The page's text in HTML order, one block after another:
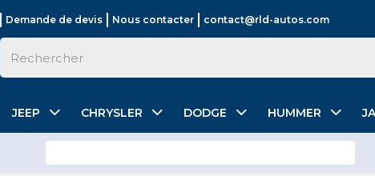
Demande de devis Nous contacter contact@rld-autos.com
JEEP CHRYSLER DODGE HUMMER